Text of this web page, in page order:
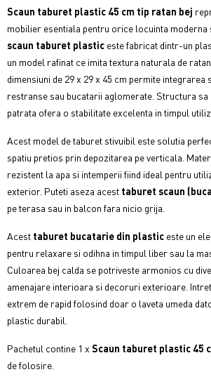
Scaun taburet plastic 45 cm tip ratan bej
mobilier esentiala pentru orice locuinta moderna
scaun taburet plastic este fabricat dintr-un
un model rafinat ce imita textura naturala de
dimensiuni de 29 x 29 x 45 cm permite integrarea
restranse sau bucatarii aglomerate. Structura
patrata ofera o stabilitate excelenta in timpul
Acest model de taburet stivuibil este solutia
spatiu pretios prin depozitarea pe verticala.
rezistent la apa si intemperii fiind ideal pentru
exterior. Puteti aseza acest taburet scaun
pe terasa sau in balcon fara nicio grija.
Acest taburet bucatarie din plastic este un
pentru relaxare si odihna in timpul liber sau la
Culoarea bej calda se potriveste armonios cu
amenajare interioara si decoruri exterioare.
extrem de rapid folosind doar o laveta umeda
plastic durabil.
Pachetul contine 1 xScaun taburet plastic 45
de folosire.